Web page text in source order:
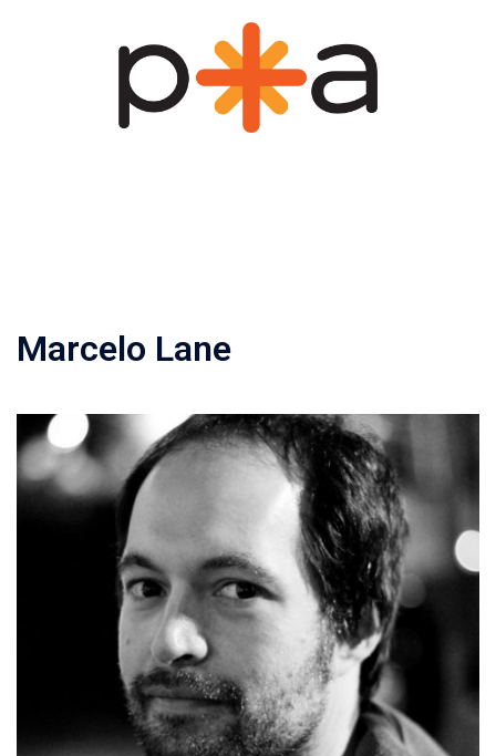
Marcelo Lane